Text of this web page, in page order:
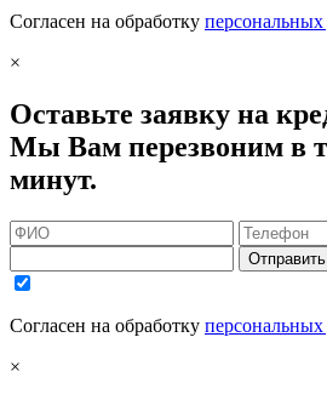
Согласен на обработку
×
Оставьте заявку на
Мы Вам перезвоним в
минут.
Согласен на обработку
×